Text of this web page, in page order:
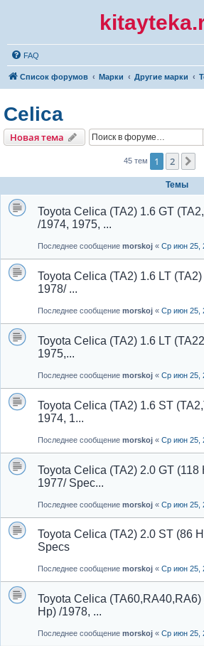
FAQ
Список форумов Марки Другие марки
Celica
Новая тема
45 тем 1 2
Темы
Toyota Celica (TA2) 1.6 GT
/1974, 1975, ...
Последнее сообщение morskoj « Ср июн 25,
Toyota Celica (TA2) 1.6 LT
1978/ ...
Последнее сообщение morskoj « Ср июн 25,
Toyota Celica (TA2) 1.6 LT
1975,...
Последнее сообщение morskoj « Ср июн 25,
Toyota Celica (TA2) 1.6 ST
1974, 1...
Последнее сообщение morskoj « Ср июн 25,
Toyota Celica (TA2) 2.0 GT (118
1977/ Spec...
Последнее сообщение morskoj « Ср июн 25,
Toyota Celica (TA2) 2.0 ST (86
Specs
Последнее сообщение morskoj « Ср июн 25,
Toyota Celica
Hp) /1978, ...
Последнее сообщение morskoj « Ср июн 25,